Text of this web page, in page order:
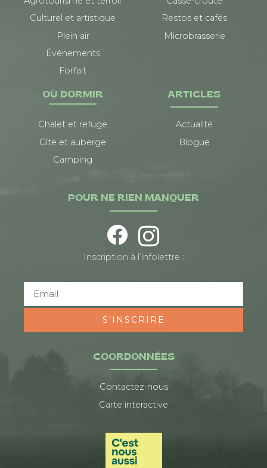
Culturel et artistique
Plein air
Événements
Forfait
Restos et cafés
Microbrasserie
OÙ DORMIR
Chalet et refuge
Gîte et auberge
Camping
ARTICLES
Actualité
Blogue
COORDONNÉES
Contactez-nous
Carte interactive
POUR NE RIEN MANQUER
Inscription à l’infolettre :
S'INSCRIRE